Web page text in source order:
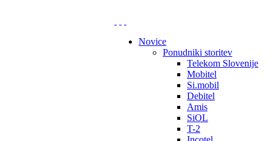
Novice
Ponudniki storitev
Telekom Slovenije
Mobitel
Si.mobil
Debitel
Amis
SiOL
T-2